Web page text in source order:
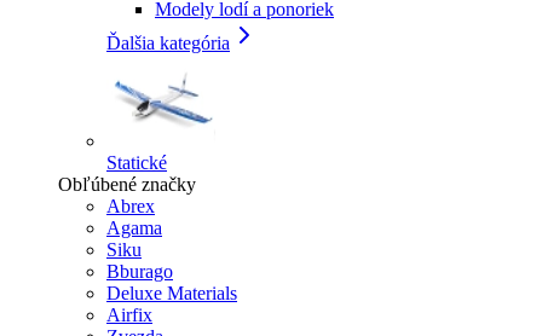
Modely lodí a ponoriek
Ďalšia kategória
Statické
Obľúbené značky
Abrex
Agama
Siku
Bburago
Deluxe Materials
Airfix